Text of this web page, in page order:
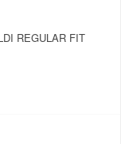
REGULAR FIT